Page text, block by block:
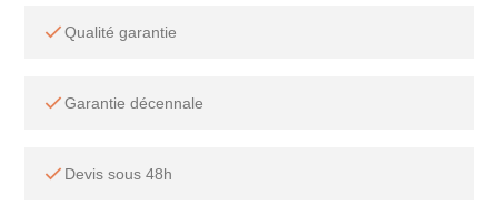
Qualité garantie
Garantie décennale
Devis sous 48h